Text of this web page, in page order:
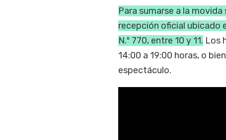
Para sumarse a la
recepción oficial ubicado
N.º 770, entre 10 y 11. Los
14:00 a 19:00 horas, o
espectáculo.